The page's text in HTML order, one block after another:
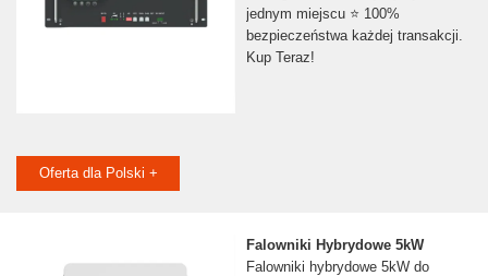
jednym miejscu ⭐ 100%
bezpieczeństwa każdej transakcji.
Kup Teraz!
Oferta dla Polski +
Falowniki Hybrydowe 5kW
Falowniki hybrydowe 5kW do